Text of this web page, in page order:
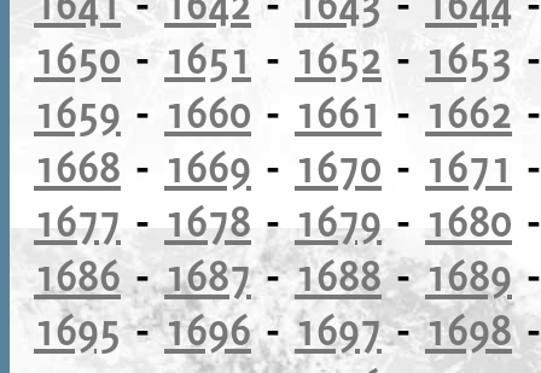
1650 - 1651 - 1652 - 1653
1659 - 1660 - 1661 - 1662
1668 - 1669 - 1670 - 1671
1677 - 1678 - 1679 - 1680
1686 -1687-1688-1689
1695-1696- 1697-1698